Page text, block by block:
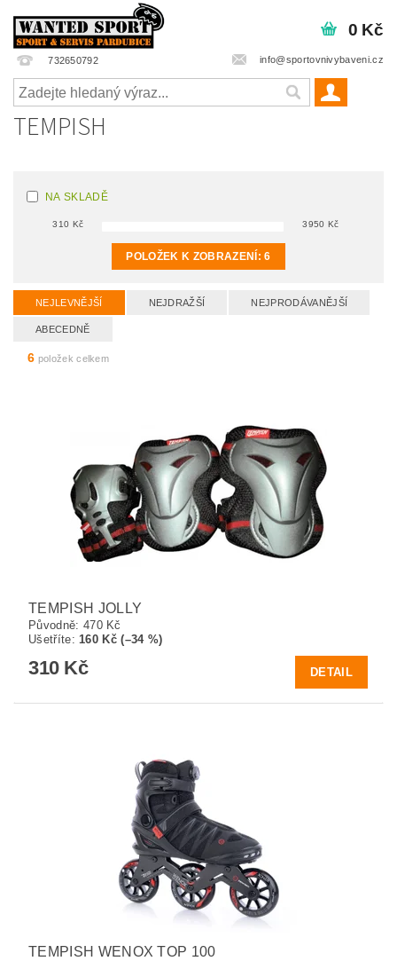
732650792 info@sportovnivybaveni.cz
0 Kč
TEMPISH
NA SKLADĚ
310 Kč 3950 Kč
POLOŽEK K ZOBRAZENÍ:6
NEJLEVNĚJŠÍ NEJDRAŽŠÍ NEJPRODÁVANĚJŠÍ
ABECEDNĚ
6 položek celkem
TEMPISH JOLLY
Původně: 470 Kč
Ušetříte:160 Kč (–34 %)
310 Kč DETAIL
TEMPISH WENOX TOP 100